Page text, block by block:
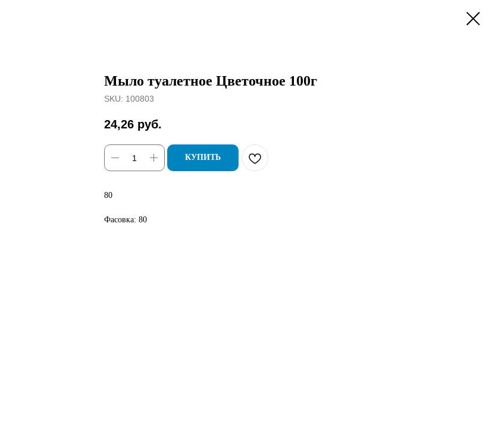
Мыло туалетное Цветочное 100г
SKU: 100803
24,26 руб.
КУПИТЬ
80
Фасовка: 80